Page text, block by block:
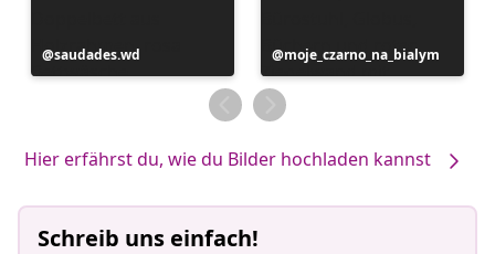
Beitrag
veröffentlicht
saudades.wd
Beitrag
veröffentlicht
von
moje_czarno_na_bialym
Hier erfährst du, wie du Bilder hochladen kannst
Schreib uns einfach!